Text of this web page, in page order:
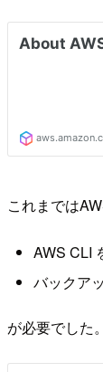
これまでは
AWS CLI
バックア
が必要でした。